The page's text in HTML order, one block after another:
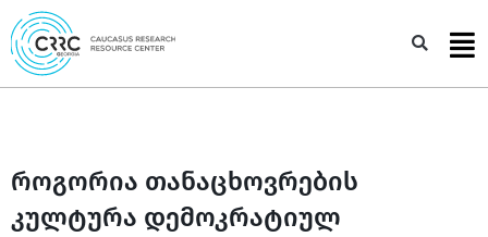
Skip
to
content
როგორია თანაცხოვრების
კულტურა დემოკრატიულ